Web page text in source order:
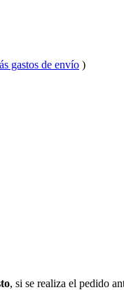
gastos de envío )
, si se realiza el pedido